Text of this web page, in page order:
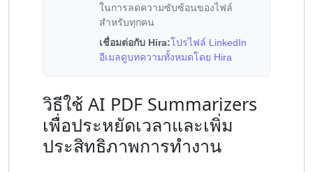
ในการลดความซับซ้อนของไฟล์
สำหรับทุกคน
เชื่อมต่อกับ Hira:โปรไฟล์ LinkedIn
อีเมลดูบทความทั้งหมดโดย Hira
วิธีใช้ AI PDF Summarizers
เพื่อประหยัดเวลาและเพิ่ม
ประสิทธิภาพการทำงาน